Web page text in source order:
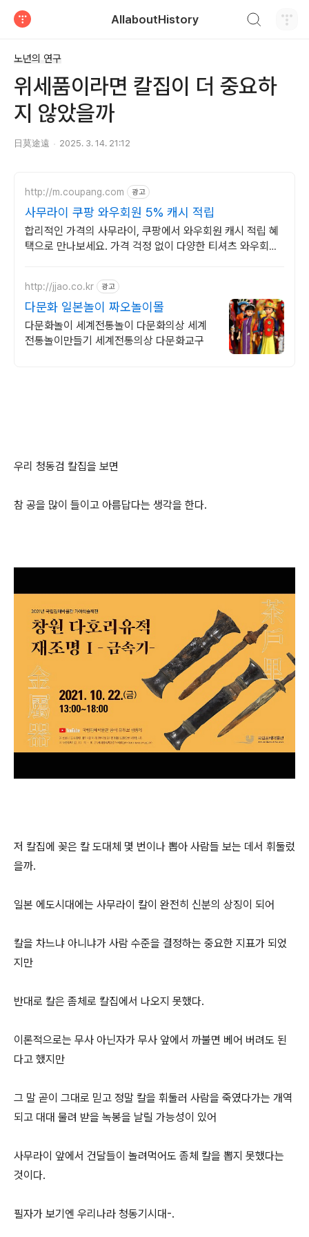
AllaboutHistory
노년의 연구
위세품이라면 칼집이 더 중요하
지 않았을까
日莫途遠 2025. 3. 14. 21:12
http://m.coupang.com 광고
사무라이 쿠팡 와우회원 5% 캐시 적립
합리적인 가격의 사무라이, 쿠팡에서 와우회원 캐시 적립 혜
택으로 만나보세요. 가격 걱정 없이 다양한 티셔츠 와우회원
http://jjao.co.kr 광고
다문화 일본놀이 짜오놀이몰
다문화놀이 세계전통놀이 다문화의상 세계
전통놀이만들기 세계전통의상 다문화교구
우리 청동검 칼집을 보면
참 공을 많이 들이고 아름답다는 생각을 한다.
저 칼집에 꽂은 칼 도대체 몇 번이나 뽑아 사람들 보는 데서 휘둘렀
을까.
일본 에도시대에는 사무라이 칼이 완전히 신분의 상징이 되어
칼을 차느냐 아니냐가 사람 수준을 결정하는 중요한 지표가 되었
지만
반대로 칼은 좀체로 칼집에서 나오지 못했다.
이론적으로는 무사 아닌자가 무사 앞에서 까불면 베어 버려도 된
다고 했지만
그 말 곧이 그대로 믿고 정말 칼을 휘둘러 사람을 죽였다가는 개역
되고 대대 물려 받을 녹봉을 날릴 가능성이 있어
사무라이 앞에서 건달들이 놀려먹어도 좀체 칼을 뽑지 못했다는
것이다.
필자가 보기엔 우리나라 청동기시대-.